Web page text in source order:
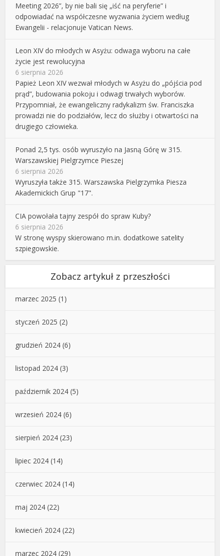
Meeting 2026”, by nie bali się „iść na peryferie” i
odpowiadać na współczesne wyzwania życiem według
Ewangelii - relacjonuje Vatican News.
Leon XIV do młodych w Asyżu: odwaga wyboru na całe
życie jest rewolucyjna
6 sierpnia 2026
Papież Leon XIV wezwał młodych w Asyżu do „pójścia pod
prąd”, budowania pokoju i odwagi trwałych wyborów.
Przypomniał, że ewangeliczny radykalizm św. Franciszka
prowadzi nie do podziałów, lecz do służby i otwartości na
drugiego człowieka.
Ponad 2,5 tys. osób wyruszyło na Jasną Górę w 315.
Warszawskiej Pielgrzymce Pieszej
6 sierpnia 2026
Wyruszyła także 315. Warszawska Pielgrzymka Piesza
Akademickich Grup "17".
CIA powołała tajny zespół do spraw Kuby?
6 sierpnia 2026
W stronę wyspy skierowano m.in. dodatkowe satelity
szpiegowskie.
Zobacz artykuł z przeszłości
marzec 2025 (1)
styczeń 2025 (2)
grudzień 2024 (6)
listopad 2024 (3)
październik 2024 (5)
wrzesień 2024 (6)
sierpień 2024 (23)
lipiec 2024 (14)
czerwiec 2024 (14)
maj 2024 (22)
kwiecień 2024 (22)
marzec 2024 (29)